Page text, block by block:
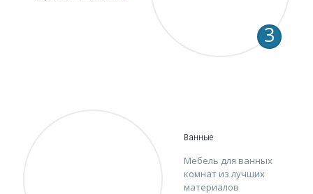
3
Ванные
Мебель для ванных
комнат из лучших
материалов